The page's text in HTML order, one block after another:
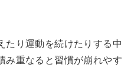
たり運動を続けたりする中
み重なると習慣が崩れやす